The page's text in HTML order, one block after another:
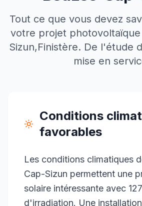
Tout ce que vous devez
votre projet photovoltaïque
Sizun,Finistère. De l'étude
mise en
Conditions
favorables
Les conditions climatiques
Cap-Sizun permettent une
solaire intéressante avec
d'irradiation. Une